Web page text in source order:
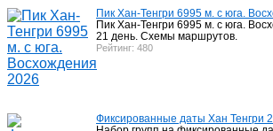
Активный отдых Китай
Пик Хан-Тенгри 6995 м. c юга.
Пик Хан-Тенгри 6995 м. с юга.
21 день. Схемы маршрутов.
Рейтинг: 480
Фиксированные даты Хан Тенгри